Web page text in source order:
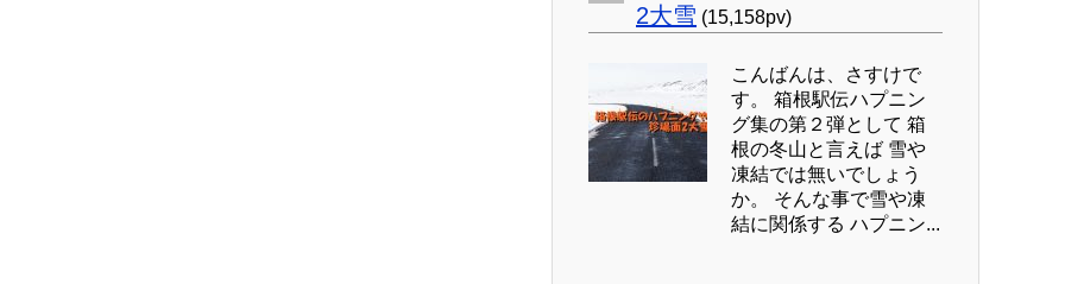
2大雪 (15,158pv)
こんばんは、さすけで
す。 箱根駅伝ハプニン
グ集の第２弾として 箱
根の冬山と言えば 雪や
凍結では無いでしょう
か。 そんな事で雪や凍
結に関係する ハプニン...